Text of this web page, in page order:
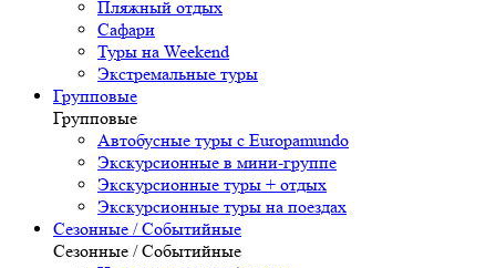
Пляжный отдых
Сафари
Туры на Weekend
Экстремальные туры
Групповые
Групповые
Автобусные туры с Europamundo
Экскурсионные в мини-группе
Экскурсионные туры + отдых
Экскурсионные туры на поездах
Сезонные / Событийные
Сезонные / Событийные